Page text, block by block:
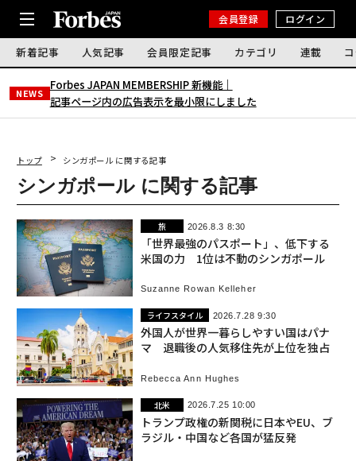
会員登録 ログイン
新着記事 人気記事 会員限定記事 カテゴリ 連載
NEWS
Forbes JAPAN MEMBERSHIP 新機能｜
記事ページ内の広告表示を最小限にしました
トップ シンガポール に関する記事
シンガポール に関する記事
旅 2026.8.3 8:30
「世界最強のパスポート」、低下する
米国の力 1位は不動のシンガポール
Suzanne Rowan Kelleher
ライフスタイル 2026.7.28 9:30
外国人が世界一暮らしやすい国はパナ
マ 退職後の人気移住先が上位を独占
Rebecca Ann Hughes
北米 2026.7.25 10:00
トランプ政権の新関税に日本やEU、ブ
ラジル・中国など各国が猛反発